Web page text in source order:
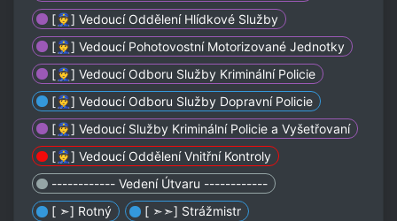
[👮] Vedoucí Oddělení Hlídkové Služby
[👮] Vedoucí Pohotovostní Motorizované Jednotky
[👮] Vedoucí Odboru Služby Kriminální Policie
[👮] Vedoucí Odboru Služby Dopravní Policie
[👮] Vedoucí Služby Kriminální Policie a Vyšetřovaní
[👮] Vedoucí Oddělení Vnitřní Kontroly
------------ Vedení Útvaru ------------
[ ➣] Rotný
[ ➣➣] Strážmistr